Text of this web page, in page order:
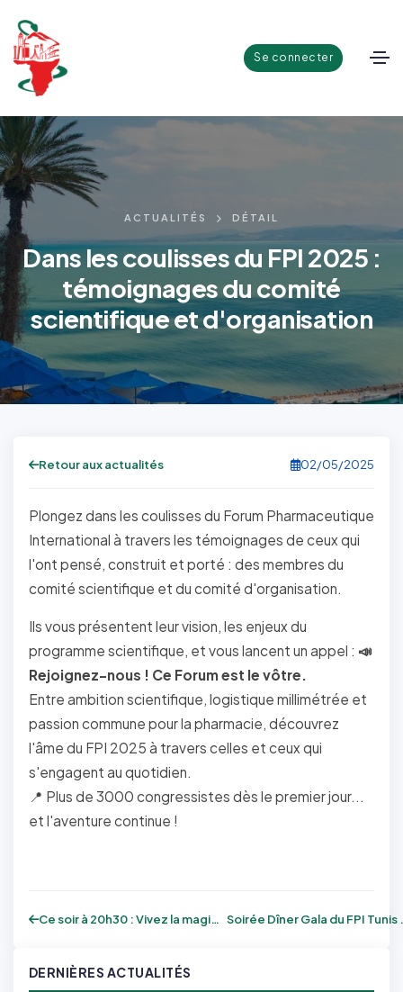
Se connecter
ACTUALITÉS DÉTAIL
Dans les coulisses du FPI 2025 :
témoignages du comité
scientifique et d'organisation
Retour aux actualités 02/05/2025
Plongez dans les coulisses du Forum Pharmaceutique
International à travers les témoignages de ceux qui
l'ont pensé, construit et porté : des membres du
comité scientifique et du comité d'organisation.
Ils vous présentent leur vision, les enjeux du
programme scientifique, et vous lancent un appel : 📣
Rejoignez-nous ! Ce Forum est le vôtre.
Entre ambition scientifique, logistique millimétrée et
passion commune pour la pharmacie, découvrez
l'âme du FPI 2025 à travers celles et ceux qui
s'engagent au quotidien.
📍 Plus de 3000 congressistes dès le premier jour...
et l'aventure continue !
Ce soir à 20h30 : Vivez la magie du Gala... Soirée
DERNIÈRES ACTUALITÉS